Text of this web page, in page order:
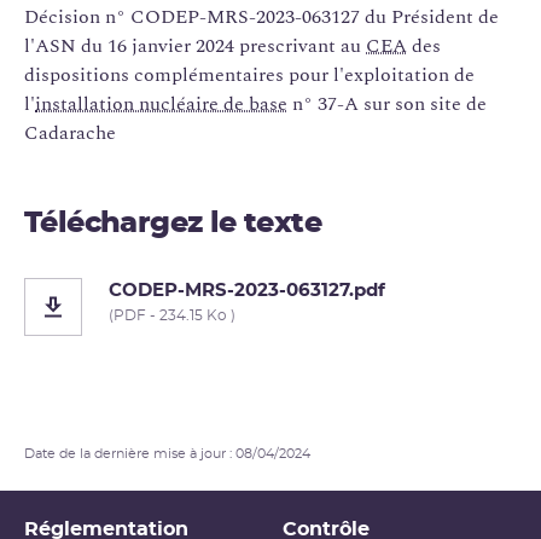
Décision n° CODEP-MRS-2023-063127 du Président de
l'ASN du 16 janvier 2024 prescrivant auCEAdes
dispositions complémentaires pour l'exploitation de
l'installation nucléaire de base n° 37-A sur son site de
Cadarache
Téléchargez le texte
CODEP-MRS-2023-063127.pdf
(PDF - 234.15 Ko )
Date de la dernière mise à jour : 08/04/2024
Réglementation Contrôle